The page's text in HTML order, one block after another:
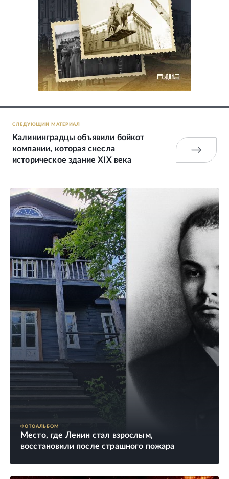
ФОТОАЛЬБОМ
Место, где Ленин стал взрослым,
восстановили после страшного пожара
СЛЕДУЮЩИЙ МАТЕРИАЛ
Калининградцы объявили бойкот
компании, которая снесла
историческое здание XIX века